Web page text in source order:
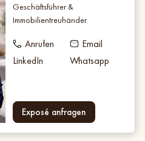
Geschäftsführer &
Immobilientreuhänder
Anrufen
Email
LinkedIn
Whatsapp
Exposé anfragen